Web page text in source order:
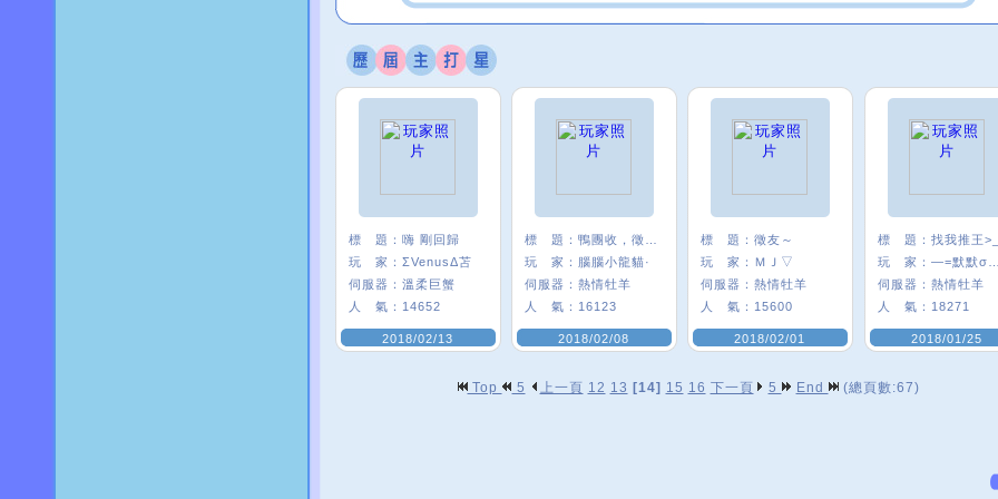
標 題： 嗨 剛回歸
玩 家： ΣVenusΔ苫
伺服器： 溫柔巨蟹
人 氣： 14652
2018/02/13
標 題：
玩 家： 腦腦小龍貓·
伺服器： 熱情牡羊
人 氣： 16123
2018/02/08
標 題： 徵友～
玩 家： ＭＪ▽
伺服器： 熱情牡羊
人 氣： 15600
2018/02/01
標 題： 找我推王
玩 家：
伺服器： 熱情牡羊
人 氣： 18271
2018/01/25
Top 5 上一頁 12 13 [14] 15 16 下一頁 5 End (總頁數:67)